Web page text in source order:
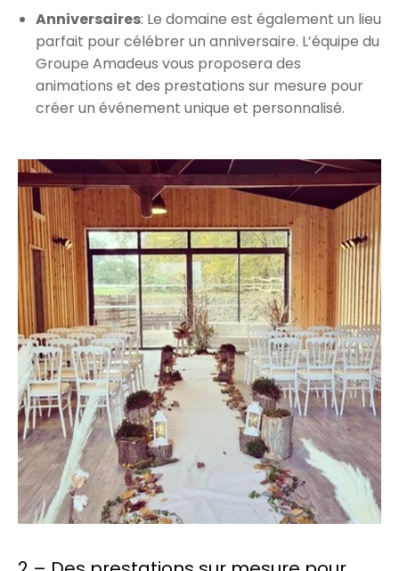
Anniversaires: Le domaine est également un lieu
parfait pour célébrer un anniversaire. L’équipe du
Groupe Amadeus vous proposera des
animations et des prestations sur mesure pour
créer un événement unique et personnalisé.